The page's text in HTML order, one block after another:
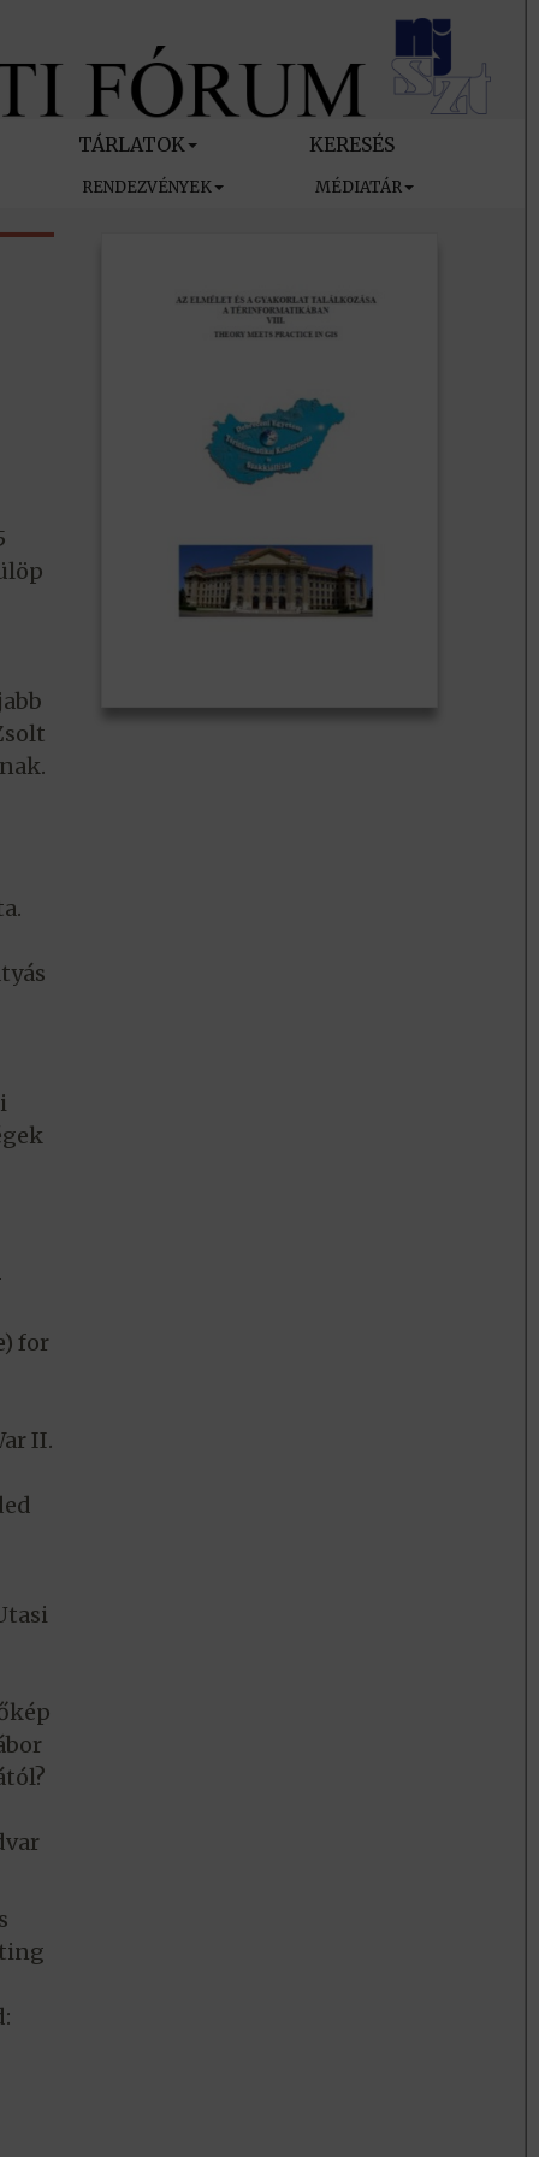
TÁRLATOK KERESÉS
RENDEZVÉNYEK MÉDIATÁR
for
II.